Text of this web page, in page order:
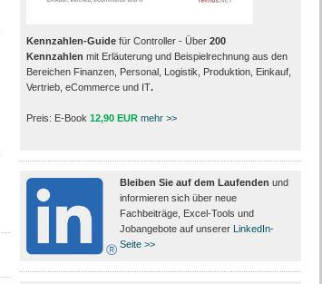
Kennzahlen-Guidefür Controller - Über 200
Kennzahlen mit Erläuterung und Beispielrechnung aus den
Bereichen Finanzen, Personal, Logistik, Produktion, Einkauf,
Vertrieb, eCommerce und IT.
Preis: E-Book 12,90 EUR mehr >>
Bleiben Sie auf dem Laufenden und
informieren sich über neue
Fachbeiträge, Excel-Tools und
Jobangebote auf unserer LinkedIn-
Seite >>